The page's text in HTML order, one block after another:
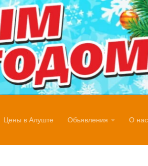
Цены в Алуште Обьявления О нас